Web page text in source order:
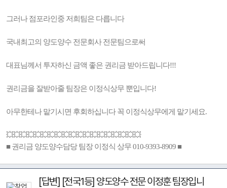
그러나 점포라인중 저희팀은 다릅니다
국내최고의 양도양수 전문회사 전문팀으로써
대표님께서 투자하신 금액 좋은 권리금 받아드립니다!!!
권리금을 잘받아줄 팀장은 이정식상무 뿐입니다!
아무한테나 맡기시면 후회하십니다 꼭 이정식상무에게 맡기세요.
💥💥💥💥💥💥💥💥💥💥💥💥💥💥💥💥💥💥💥
■ 권리금 양도양수담당 팀장 이정식 상무 010-9393-8909 ■
[답변] [전국1등] 양도양수 전문 이정훈 팀장입니